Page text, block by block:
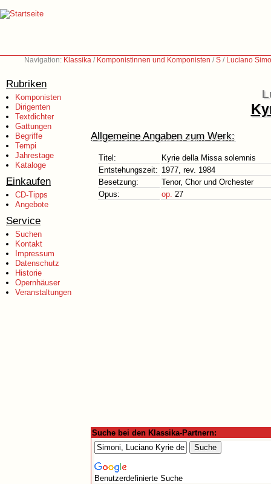
Navigation: Klassika / Komponistinnen und Komponisten /S / Luciano
Rubriken
Komponisten
Dirigenten
Textdichter
Gattungen
Begriffe
Tempi
Jahrestage
Kataloge
Einkaufen
CD-Tipps
Angebote
Service
Suchen
Kontakt
Impressum
Datenschutz
Historie
Opernhäuser
Veranstaltungen
Allgemeine Angaben zum Werk:
Titel:
Kyrie della Missa solemnis
Entstehungszeit: 1977, rev. 1984
Besetzung:
Tenor, Chor und Orchester
Opus:
op. 27
Suche bei den Klassika-Partnern:
Benutzerdefinierte Suche